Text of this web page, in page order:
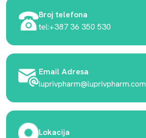
Broj telefona
tel:+387 36 350 530
Email Adresa
luprivpharm@luprivpharm.com
Lokacija